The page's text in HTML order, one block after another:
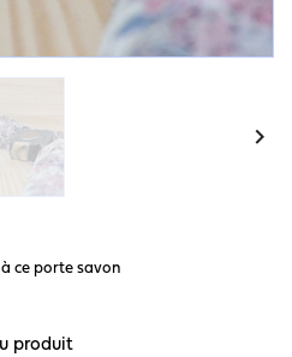

ce porte savon
produit